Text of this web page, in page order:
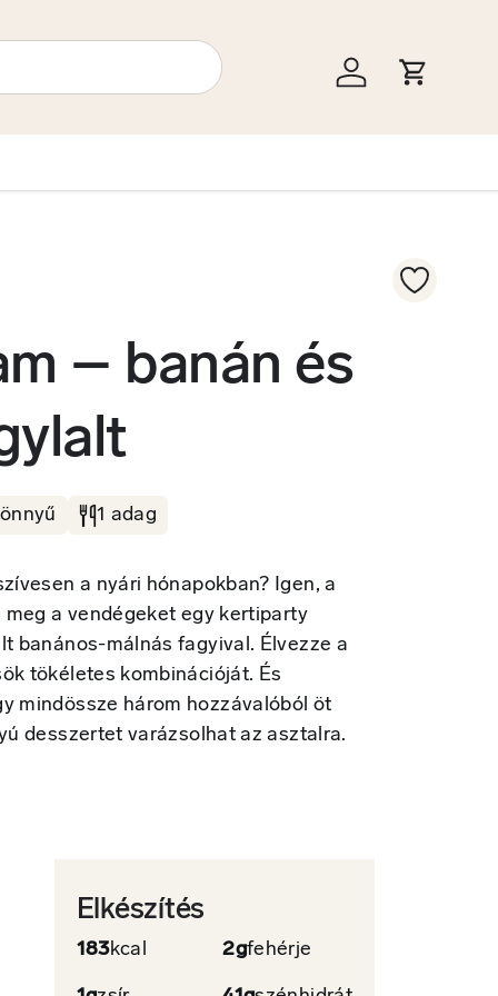
Bejelentkezés
Kosár
– banán és
1 adag
a nyári hónapokban? Igen, a
a vendégeket egy kertiparty
banános-málnás fagyival. Élvezze a
tökéletes kombinációját. És
mindössze három hozzávalóból öt
desszertet varázsolhat az asztalra.
Elkészítés
183kcal 2gfehérje